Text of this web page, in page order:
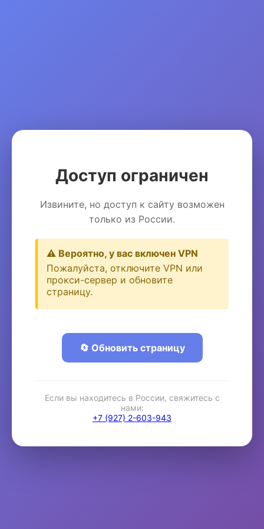
Доступ ограничен
Извините, но доступ к сайту возможен
только из России.
⚠️ Вероятно, у вас включен VPN
Пожалуйста, отключите VPN или
прокси-сервер и обновите
страницу.
🔄 Обновить страницу
Если вы находитесь в России, свяжитесь с
нами:
+7 (927) 2-603-943